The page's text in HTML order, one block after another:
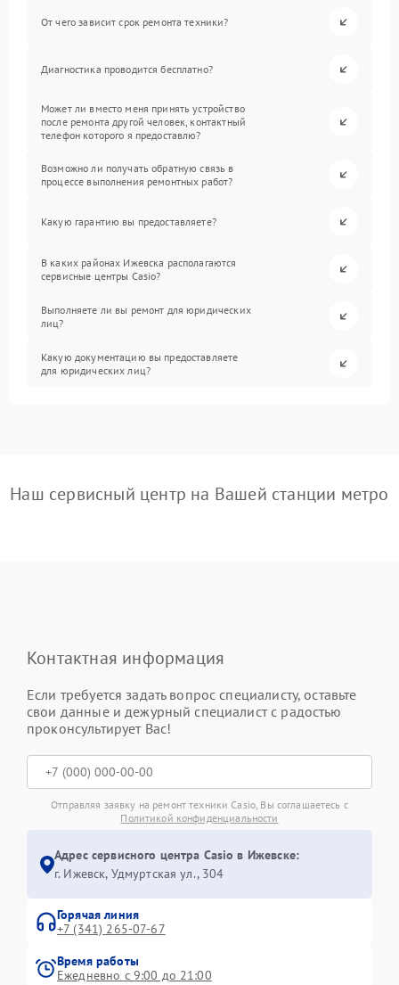
От чего зависит срок ремонта техники?
Диагностика проводится бесплатно?
Может ли вместо меня принять устройство
после ремонта другой человек, контактный
телефон которого я предоставлю?
Возможно ли получать обратную связь в
процессе выполнения ремонтных работ?
Какую гарантию вы предоставляете?
В каких районах Ижевска располагаются
сервисные центры Casio?
Выполняете ли вы ремонт для юридических
лиц?
Какую документацию вы предоставляете
для юридических лиц?
Наш сервисный центр на Вашей станции метро
Контактная информация
Если требуется задать вопрос специалисту, оставьте
свои данные и дежурный специалист с радостью
проконсультирует Вас!
Отправляя заявку на ремонт техники Casio, Вы соглашаетесь с
Политикой конфиденциальности
Адрес сервисного центра Casio в Ижевске:
г. Ижевск, Удмуртская ул., 304
Горячая линия
+7 (341) 265-07-67
Время работы
Ежедневно с 9:00 до 21:00